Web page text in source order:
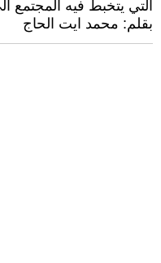
التي يتخبط فيه المجتمع
بقلم: محمد ايت الحاج